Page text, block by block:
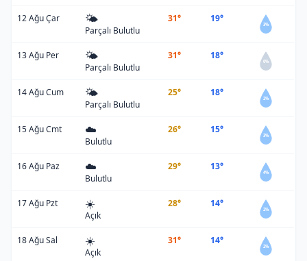
12 Ağu Çar 🌤️
Parçalı Bulutlu
31° 19°
3%
13 Ağu Per 🌤️
Parçalı Bulutlu
31° 18°
0%
14 Ağu Cum 🌤️
Parçalı Bulutlu
25° 18°
2%
15 Ağu Cmt ☁️
Bulutlu
26° 15°
3%
16 Ağu Paz ☁️
Bulutlu
29° 13°
4%
17 Ağu Pzt ☀️
Açık
28° 14°
2%
18 Ağu Sal ☀️
Açık
31° 14°
2%